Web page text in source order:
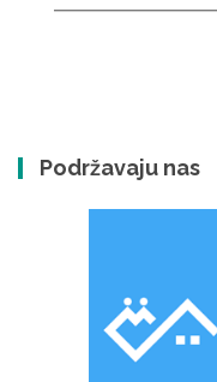
Podržavaju nas